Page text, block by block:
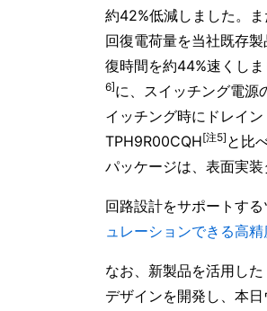
約42%低減しました。
回復電荷量を当社既存
復時間を約44%速くし
6]に、スイッチング電源
イッチング時にドレイ
TPH9R00CQH[注5] と比
パッケージは、表面実
回路設計をサポートす
ュレーションできる高
なお、新製品を活用した
デザインを開発し、本